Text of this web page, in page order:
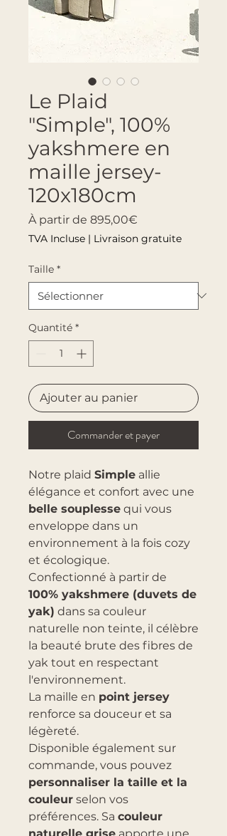
Le Plaid
"Simple", 100%
yakshmere en
maille jersey-
120x180cm
À partir de 895,00€
TVA Incluse | Livraison gratuite
Taille *
Quantité *
Ajouter au panier
Commander et payer
Notre plaid Simple allie
élégance et confort avec une
belle souplesse qui vous
enveloppe dans un
environnement à la fois cozy
et écologique.
Confectionné à partir de
100% yakshmere (duvets de
yak) dans sa couleur
naturelle non teinte, il célèbre
la beauté brute des fibres de
yak tout en respectant
l'environnement.
La maille en point jersey
renforce sa douceur et sa
légèreté.
Disponible également sur
commande, vous pouvez
personnaliser la taille et la
couleur selon vos
préférences. Sa couleur
naturelle grise apporte une